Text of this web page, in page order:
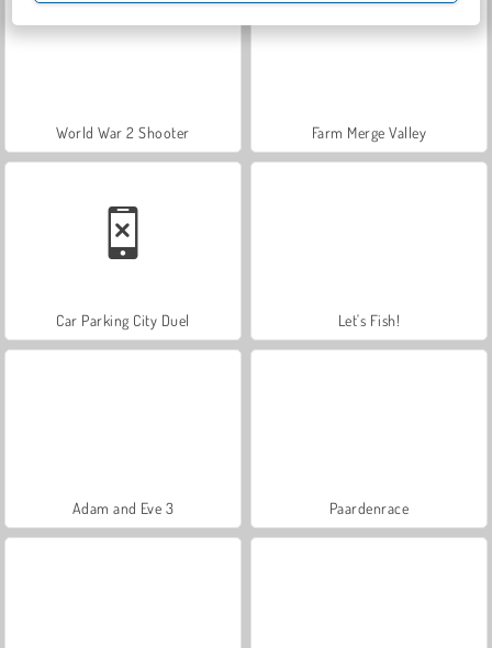
World War 2 Shooter Farm Merge Valley
Car Parking City Duel Let's Fish!
Adam and Eve 3 Paardenrace